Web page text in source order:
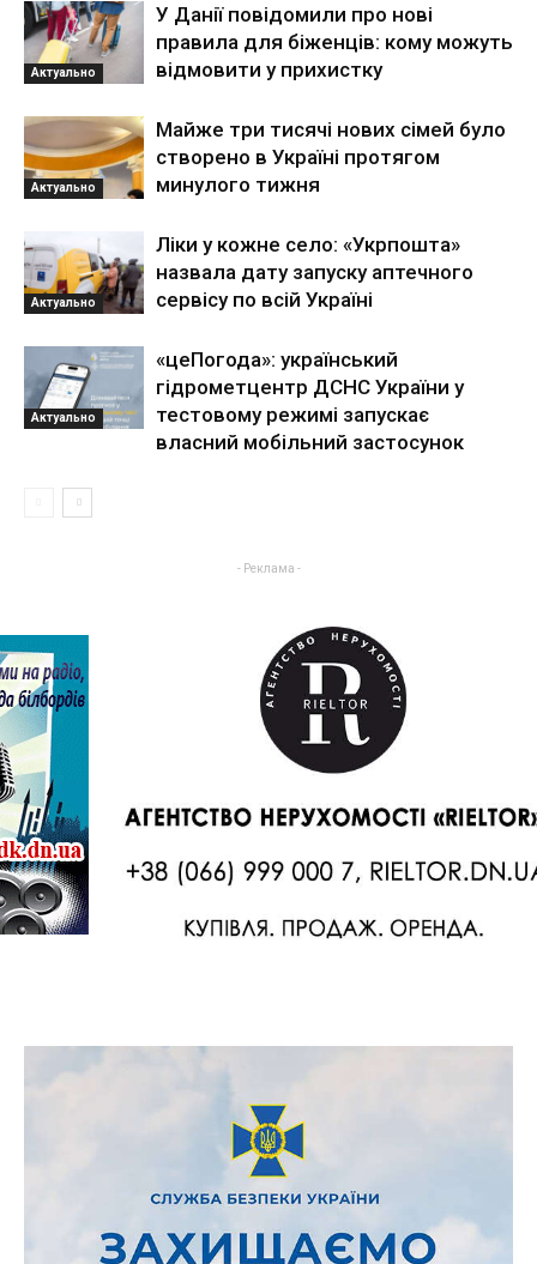
Актуально
У Данії повідомили про нові
правила для біженців: кому можуть
відмовити у прихистку
Актуально
Майже три тисячі нових сімей було
створено в Україні протягом
минулого тижня
Актуально
Ліки у кожне село: «Укрпошта»
назвала дату запуску аптечного
сервісу по всій Україні
Актуально
«цеПогода»: український
гідрометцентр ДСНС України у
тестовому режимі запускає
власний мобільний застосунок
- Реклама -